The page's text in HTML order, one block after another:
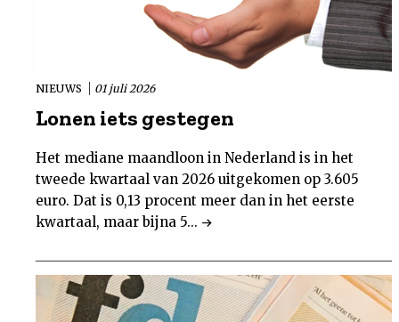
NIEUWS 01 juli 2026
Lonen iets gestegen
Het mediane maandloon in Nederland is in het
tweede kwartaal van 2026 uitgekomen op 3.605
euro. Dat is 0,13 procent meer dan in het eerste
kwartaal, maar bijna 5...